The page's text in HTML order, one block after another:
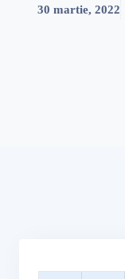
30 martie, 2022